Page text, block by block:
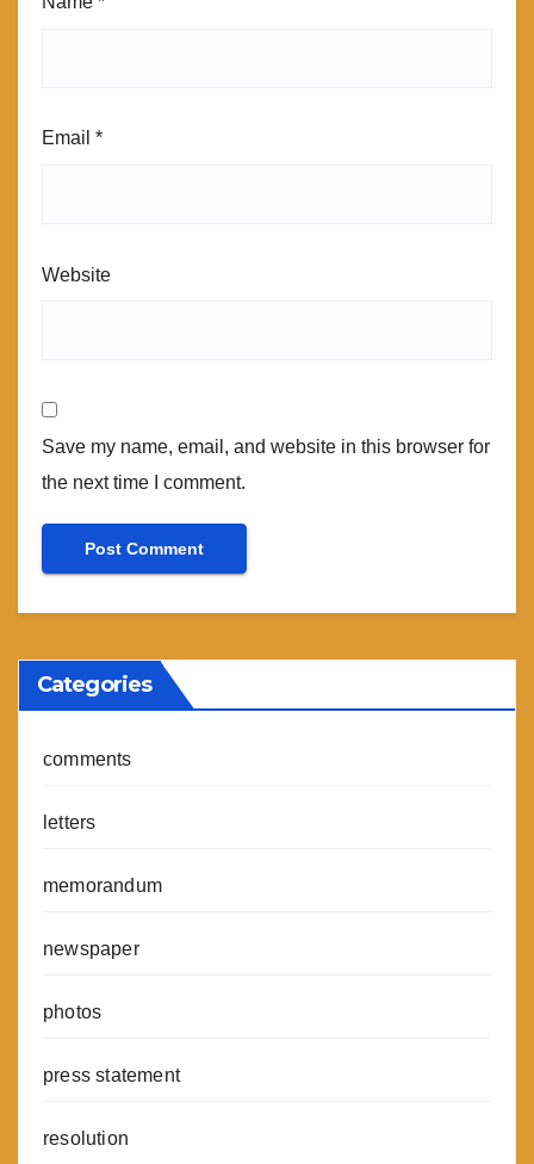
Email *
Website
Save my name, email, and website in this browser for
the next time I comment.
Categories
comments
letters
memorandum
newspaper
photos
press statement
resolution